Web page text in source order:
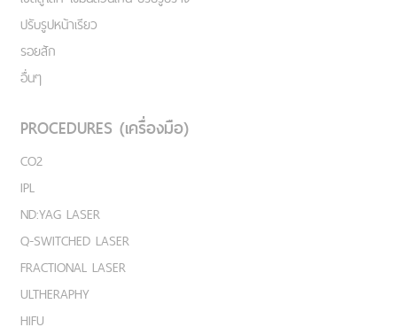
ปรับรูปหน้าเรียว
รอยสัก
อื่นๆ
PROCEDURES (เครื่องมือ)
CO2
IPL
ND:YAG LASER
Q-SWITCHED LASER
FRACTIONAL LASER
ULTHERAPHY
HIFU